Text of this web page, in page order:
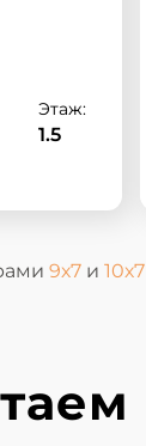
Этаж:
1.5
9х7 и 10х7